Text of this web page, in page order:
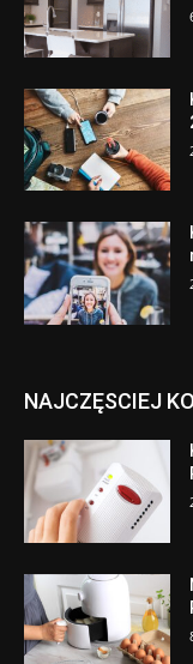
NAJCZĘSCIEJ